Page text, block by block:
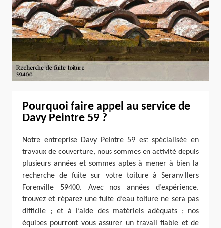
Pourquoi faire appel au service de
Davy Peintre 59 ?
Notre entreprise Davy Peintre 59 est spécialisée en
travaux de couverture, nous sommes en activité depuis
plusieurs années et sommes aptes à mener à bien la
recherche de fuite sur votre toiture à Seranvillers
Forenville 59400. Avec nos années d’expérience,
trouvez et réparez une fuite d’eau toiture ne sera pas
difficile ; et à l’aide des matériels adéquats ; nos
équipes pourront vous assurer un travail fiable et de